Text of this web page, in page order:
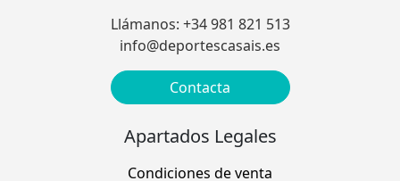
Llámanos: +34 981 821 513
info@deportescasais.es
Contacta
Apartados Legales
Condiciones de venta